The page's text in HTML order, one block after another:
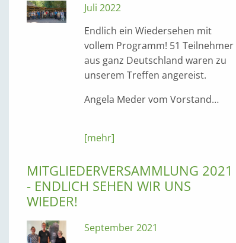
Juli 2022
Endlich ein Wiedersehen mit
vollem Programm! 51 Teilnehmer
aus ganz Deutschland waren zu
unserem Treffen angereist.
Angela Meder vom Vorstand…
[mehr]
MITGLIEDERVERSAMMLUNG 2021
- ENDLICH SEHEN WIR UNS
WIEDER!
September 2021